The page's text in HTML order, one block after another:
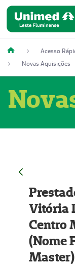
Acesso
Novas Aquisições
Vitória
Centro
(Nome
Master)